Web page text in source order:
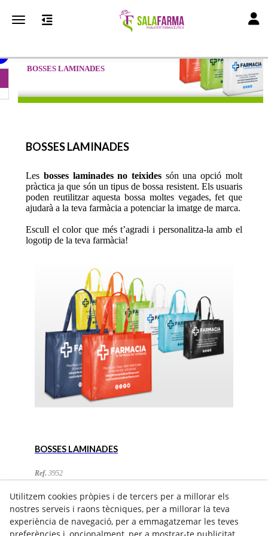
Toggle navigation
BOSSES LAMINADES
BOSSES LAMINADES
Les bosses laminades no teixides són una opció molt
pràctica ja que són un tipus de bossa resistent. Els usuaris
poden reutilitzar aquesta bossa moltes vegades, fet que
ajudarà a la teva farmàcia a potenciar la imatge de marca.
Escull el color que més t’agradi i personalitza-la amb el
logotip de la teva farmàcia!
BOSSES LAMINADES
Ref. 3952
Utilitzem cookies pròpies i de tercers per a millorar els
nostres serveis i raons tècniques, per a millorar la teva
experiència de navegació, per a emmagatzemar les teves